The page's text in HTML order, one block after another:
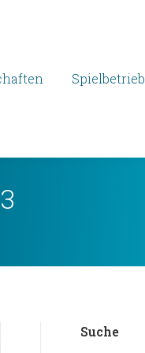
Spielbetrieb
Suche